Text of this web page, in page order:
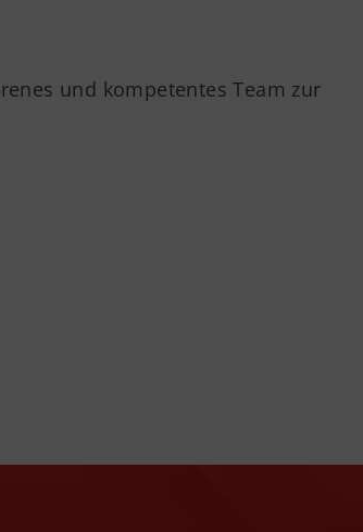
und kompetentes Team zur